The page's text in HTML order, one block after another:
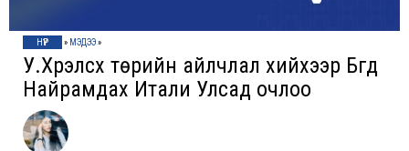
НҮҮР » МЭДЭЭ»
У.Хүрэлсүх төрийн айлчлал хийхээр Бүгд
Найрамдах Итали Улсад очлоо